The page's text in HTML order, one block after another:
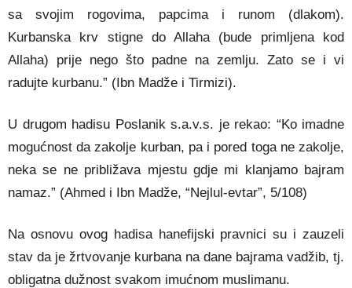
sa svojim rogovima, papcima i runom (dlakom).
Kurbanska krv stigne do Allaha (bude primljena kod
Allaha) prije nego što padne na zemlju. Zato se i vi
radujte kurbanu.” (Ibn Madže i Tirmizi).
U drugom hadisu Poslanik s.a.v.s. je rekao: “Ko imadne
mogućnost da zakolje kurban, pa i pored toga ne zakolje,
neka se ne približava mjestu gdje mi klanjamo bajram
namaz.” (Ahmed i Ibn Madže, “Nejlul-evtar”, 5/108)
Na osnovu ovog hadisa hanefijski pravnici su i zauzeli
stav da je žrtvovanje kurbana na dane bajrama vadžib, tj.
obligatna dužnost svakom imućnom muslimanu.